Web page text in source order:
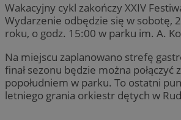
Wakacyjny cykl zakończy XXIV
Wydarzenie odbędzie się w sobotę,
roku, o godz. 15:00 w parku im. A.
Na miejscu zaplanowano strefę
finał sezonu będzie można połączyć
popołudniem w parku. To ostatni
letniego grania orkiestr dętych w